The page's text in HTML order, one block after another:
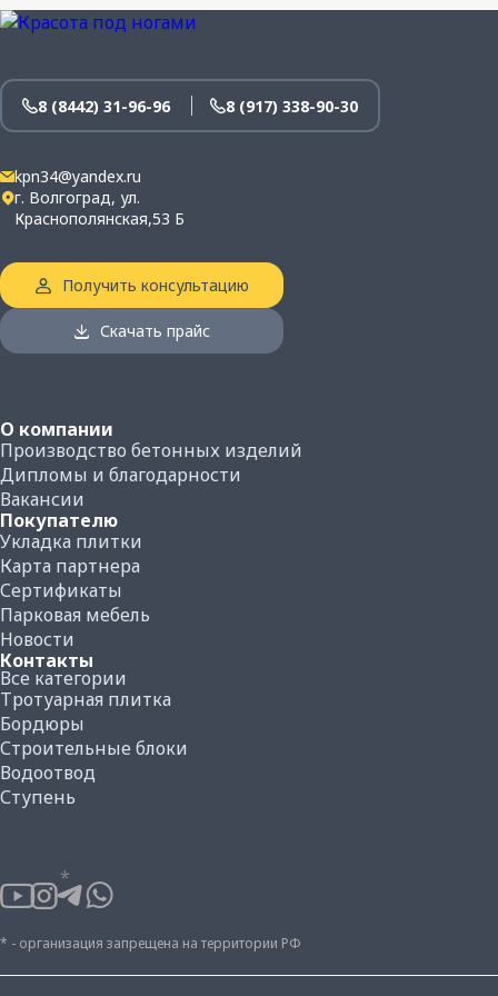
Истираемость не более:
Плотность бетона:
2250 кг/м 3
110
Количество плитки в одном м², шт.:
Количество плитки на поддоне, м²:
15.6
Вес поддона с плиткой, кг:
8 (8442) 31-96-96 8 (917) 338-90-30
kpn34@yandex.ru
г. Волгоград, ул.
Краснополянская,53 Б
Получить консультацию
Скачать прайс
О компании
Производство бетонных изделий
Дипломы и благодарности
Вакансии
Покупателю
Укладка плитки
Карта партнера
Сертификаты
Парковая мебель
Новости
Контакты
Все категории
Тротуарная плитка
Бордюры
Строительные блоки
Водоотвод
Ступень
*
* - организация запрещена на территории РФ